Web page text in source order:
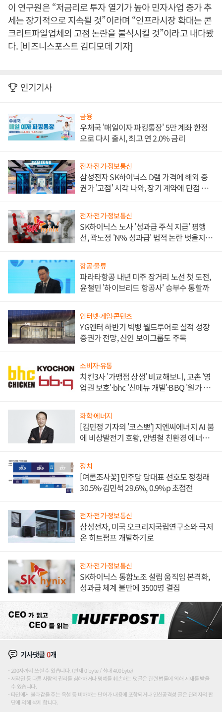
이 연구원은 “저금리로 투자 열기가 높아 민자사업 증가 추
세는 장기적으로 지속될 것”이라며 “인프라시장 확대는 콘
크리트파일업체의 고점 논란을 불식시킬 것”이라고 내다봤
다. [비즈니스포스트 김디모데 기자]
인기기사
금융
우체국 '매일이자 파킹통장' 5만 계좌 한정
으로 다시 출시, 최고 연 2.0% 금리
전자·전기·정보통신
삼성전자 SK하이닉스 D램 가격에 해외 증
권가 '고점' 시각 나와, 장기 계약에 단점 부
전자·전기·정보통신
SK하이닉스 노사 '성과급 주식 지급' 평행
선, 곽노정 'N% 성과급' 법적 논란 벗을지 주
항공·물류
파라타항공 내년 미주 장거리 노선 첫 도전,
윤철민 '하이브리드 항공사' 승부수 통할까
인터넷·게임·콘텐츠
YG엔터 하반기 빅뱅 월드투어로 실적 성장
증권가 전망, 신인 보이그룹도 주목
소비자·유통
치킨3사 '가맹점 상생' 비교해보니, 교촌 '영
업권 보호'·bhc '신메뉴 개발'·BBQ '원가 부
화학·에너지
[김민정 기자의 '코스뽀'] 지엔씨에너지 AI 붐
에 비상발전기 호황, 안병철 친환경 에너지
정치
[여론조사꽃] 민주당 당대표 선호도 정청래
30.5%·김민석 29.6%, 0.9%p 초접전
전자·전기·정보통신
삼성전자, 미국 오크리지국립연구소와 극저
온 히트펌프 개발하기로
전자·전기·정보통신
SK하이닉스 통합노조 설립 움직임 본격화,
성과급 체계 불만에 3500명 결집
기사댓글0개
200자까지 쓰실 수 있습니다. (현재 0 byte / 최대 400byte)
저작권 등 다른 사람의 권리를 침해하거나 명예를 훼손하는 댓글은 관련 법률에 의해 제재를 받을
수 있습니다.
타인에게 불쾌감을 주는 욕설 등 비하하는 단어가 내용에 포함되거나 인신공격성 글은 관리자의 판
단에 의해 삭제 합니다.